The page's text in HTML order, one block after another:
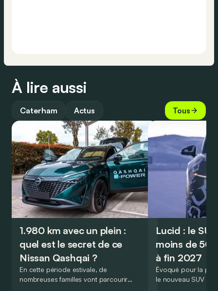
À lire aussi
Caterham Actus Tous
1.980 km avec un plein :
quel est le secret de ce
Nissan Qashqai ?
En cette période estivale, de
nombreuses familles vont parcourir
Lucid : le
moins de
à fin 2027
Évoqué pour la
le nouveau SUV